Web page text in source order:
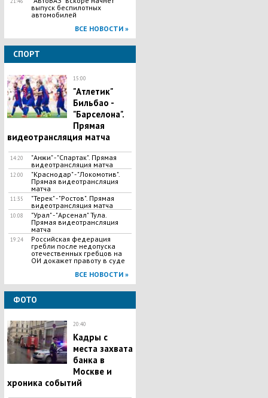
выпуск беспилотных
автомобилей
ВСЕ НОВОСТИ »
СПОРТ
15:00
"Атлетик"
Бильбао -
"Барселона".
Прямая
видеотрансляция матча
14:20
"Анжи" - "Спартак". Прямая
видеотрансляция матча
12:00
"Краснодар" - "Локомотив".
Прямая видеотрансляция
матча
11:35
"Терек" - "Ростов". Прямая
видеотрансляция матча
10:08
"Урал" - "Арсенал" Тула.
Прямая видеотрансляция
матча
19:24
Российская федерация
гребли после недопуска
отечественных гребцов на
ОИ докажет правоту в суде
ВСЕ НОВОСТИ »
ФОТО
20:40
Кадры с
места захвата
банка в
Москве и
хроника событий